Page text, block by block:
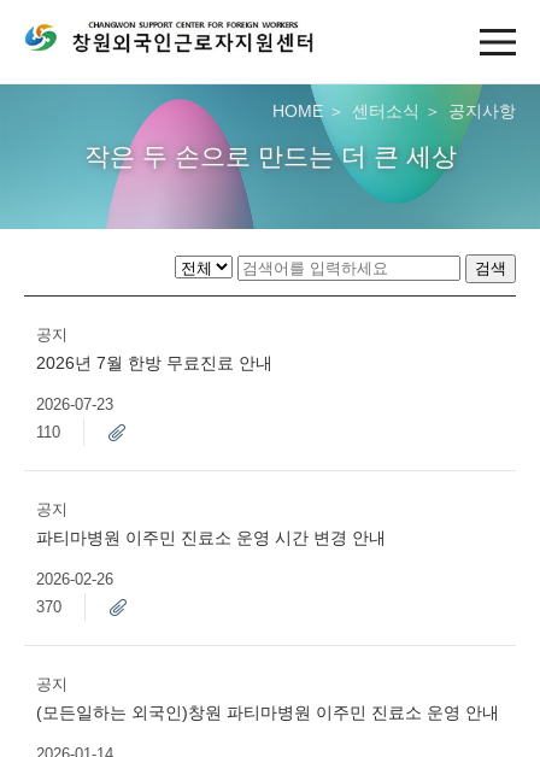
HOME 센터소식 공지사항
작은 두 손으로 만드는 더 큰 세상
검색
공지
2026년 7월 한방 무료진료 안내
2026-07-23
110
공지
파티마병원 이주민 진료소 운영 시간 변경 안내
2026-02-26
370
공지
(모든일하는 외국인)창원 파티마병원 이주민 진료소 운영 안내